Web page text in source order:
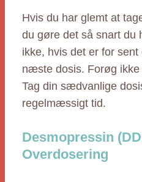
Hvis du har glemt at
du gøre det så snart du
ikke, hvis det er for
næste dosis. Forøg ikke
Tag din sædvanlige
regelmæssigt tid.
Desmopressin
Overdosering